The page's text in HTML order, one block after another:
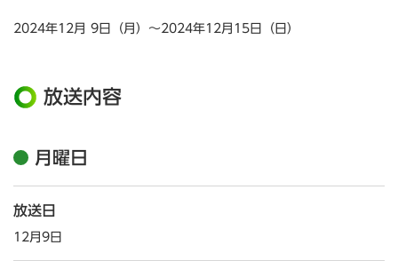
2024年12月 9日（月）～2024年12月15日（日）
放送内容
月曜日
放送日
12月9日